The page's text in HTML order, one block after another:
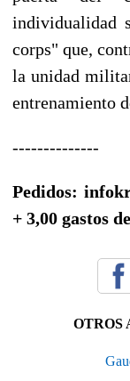
individualidad
corps" que,
la unidad
entrenamiento
--------------
Pedidos:
+ 3,00 gastos
OTROS